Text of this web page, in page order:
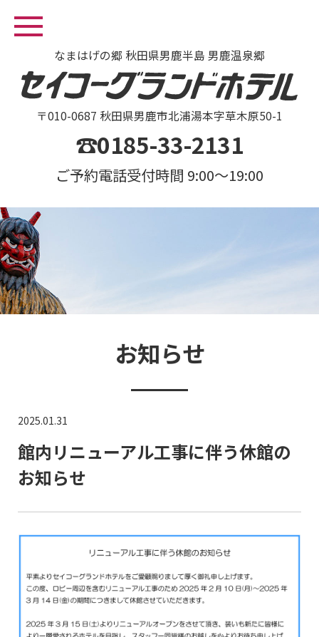
なまはげの郷 秋田県男鹿半島 男鹿温泉郷
〒010-0687 秋田県男鹿市北浦湯本字草木原50-1
☎0185-33-2131
ご予約電話受付時間 9:00～19:00
お知らせ
2025.01.31
館内リニューアル工事に伴う休館の
お知らせ